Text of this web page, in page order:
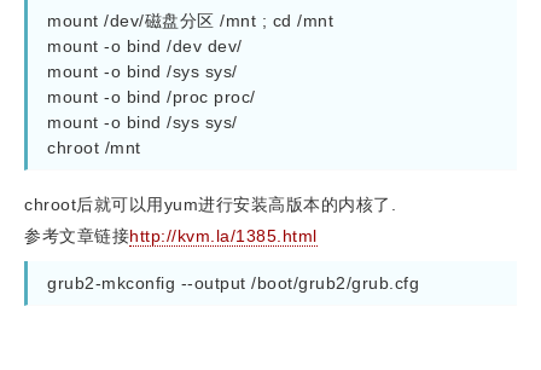
mount /dev/磁盘分区 /mnt ; cd /mnt
mount -o bind /dev dev/
mount -o bind /sys sys/
mount -o bind /proc proc/
mount -o bind /sys sys/
chroot后就可以用yum进行安装高版本的内核了.
参考文章链接http://kvm.la/1385.html
grub2-mkconfig --output /boot/grub2/grub.cfg